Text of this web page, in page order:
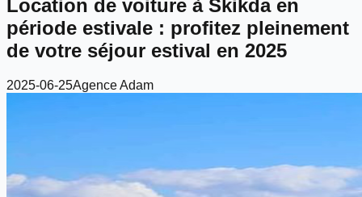
Location de voiture à Skikda en
période estivale : profitez pleinement
de votre séjour estival en 2025
2025-06-25Agence Adam